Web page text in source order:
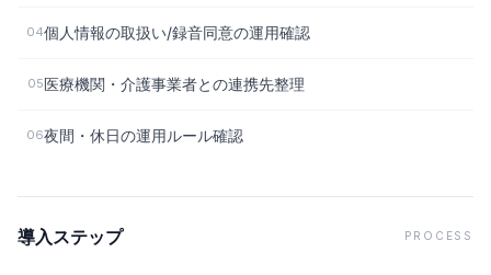
04個人情報の取扱い/録音同意の運用確認
05医療機関・介護事業者との連携先整理
06夜間・休日の運用ルール確認
導入ステップ PROCESS